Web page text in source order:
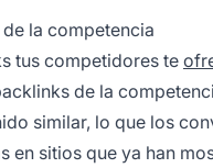
la competencia
tus competidores te
de la
similar, lo que los
en sitios que ya han